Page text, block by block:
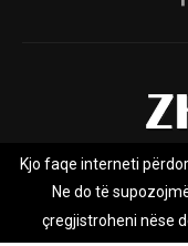
Rreth nesh
Kjo faqe interneti
Ne do të
çregjistroheni nëse